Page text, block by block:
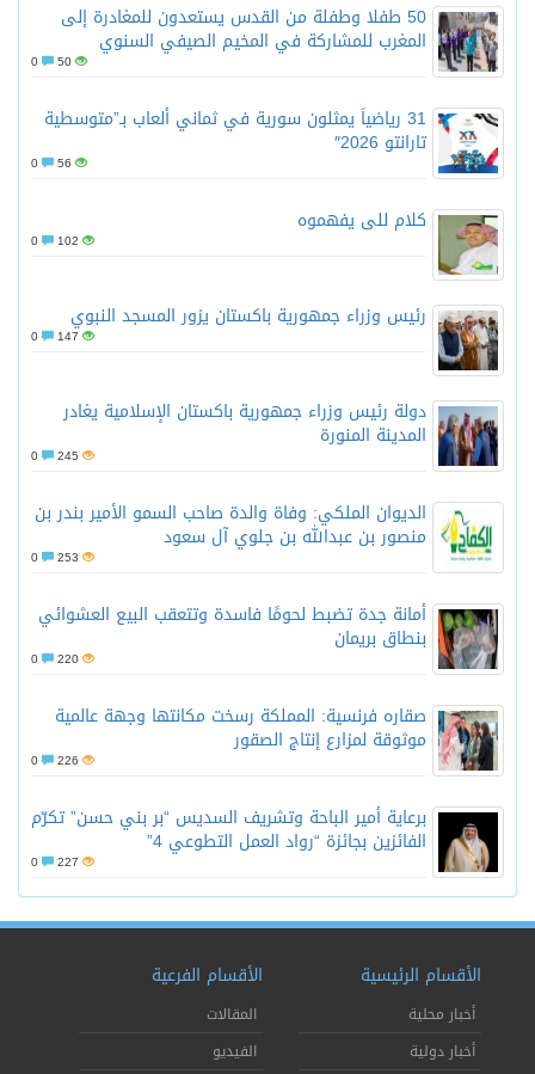
50 طفلا وطفلة من القدس يستعدون للمغادرة إلى
المغرب للمشاركة في المخيم الصيفي السنوي
50
31 رياضياً يمثلون سورية في ثماني ألعاب بـ”متوسطية
تارانتو 2026″
56
كلام للى يفهموه
102
رئيس وزراء جمهورية باكستان يزور المسجد النبوي
147
دولة رئيس وزراء جمهورية باكستان الإسلامية يغادر
المدينة المنورة
245
الديوان الملكي: وفاة والدة صاحب السمو الأمير بندر بن
منصور بن عبدالله بن جلوي آل سعود
253
أمانة جدة تضبط لحومًا فاسدة وتتعقب البيع العشوائي
بنطاق بريمان
220
صقاره فرنسية: المملكة رسخت مكانتها وجهة عالمية
موثوقة لمزارع إنتاج الصقور
226
برعاية أمير الباحة وتشريف السديس “بر بني حسن” تكرّم
الفائزين بجائزة “رواد العمل التطوعي 4”
227
الأقسام الرئيسية
أخبار محلية
أخبار دولية
الأقسام الفرعية
المقالات
الفيديو